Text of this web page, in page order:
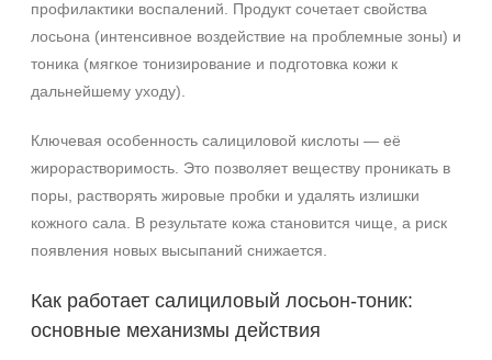
профилактики воспалений. Продукт сочетает свойства
лосьона (интенсивное воздействие на проблемные зоны) и
тоника (мягкое тонизирование и подготовка кожи к
дальнейшему уходу).
Ключевая особенность салициловой кислоты — её
жирорастворимость. Это позволяет веществу проникать в
поры, растворять жировые пробки и удалять излишки
кожного сала. В результате кожа становится чище, а риск
появления новых высыпаний снижается.
Как работает салициловый лосьон‑тоник:
основные механизмы действия